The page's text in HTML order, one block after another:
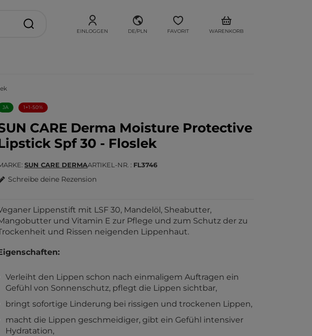
EINLOGGEN DE/PLN FAVORIT WARENKORB
JA 1+1-50%
CARE Derma Moisture Protective
Spf 30 - Floslek
SUN CARE DERMAARTIKEL-NR. FL3746
Schreibe deine Rezension
Lippenstift mit LSF 30, Mandelöl, Sheabutter,
und Vitamin E zur Pflege und zum Schutz der zu
und Rissen neigenden Lippenhaut.
Verleiht den Lippen schon nach einmaligem Auftragen ein
Gefühl von Sonnenschutz, pflegt die Lippen sichtbar,
bringt sofortige Linderung bei rissigen und trockenen Lippen,
macht die Lippen geschmeidiger, gibt ein Gefühl intensiver
Hydratation,